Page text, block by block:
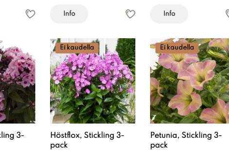
Info Info
3-
Ei kaudella
Höstflox, Stickling 3-
pack
Ei kaudella
Petunia, Stickling 3-
pack